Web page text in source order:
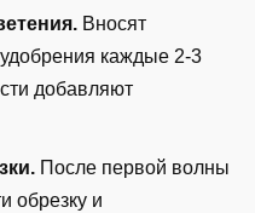
Вносят
каждые 2-3
добавляют
После первой волны
обрезку и